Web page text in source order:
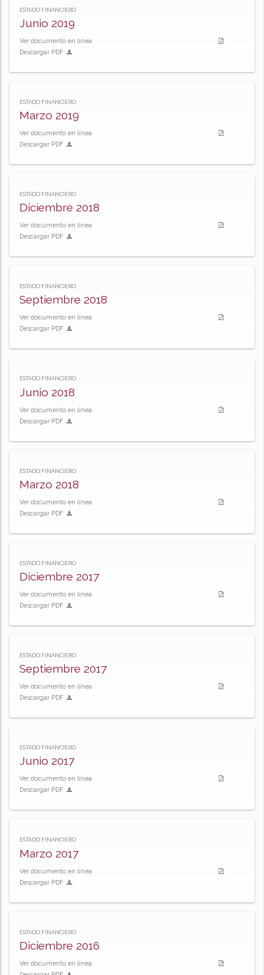
ESTADO FINANCIERO
Junio 2019
Ver documento en línea
Descargar PDF
ESTADO FINANCIERO
Marzo 2019
Ver documento en línea
Descargar PDF
ESTADO FINANCIERO
Diciembre 2018
Ver documento en línea
Descargar PDF
ESTADO FINANCIERO
Septiembre 2018
Ver documento en línea
Descargar PDF
ESTADO FINANCIERO
Junio 2018
Ver documento en línea
Descargar PDF
ESTADO FINANCIERO
Marzo 2018
Ver documento en línea
Descargar PDF
ESTADO FINANCIERO
Diciembre 2017
Ver documento en línea
Descargar PDF
ESTADO FINANCIERO
Septiembre 2017
Ver documento en línea
Descargar PDF
ESTADO FINANCIERO
Junio 2017
Ver documento en línea
Descargar PDF
ESTADO FINANCIERO
Marzo 2017
Ver documento en línea
Descargar PDF
ESTADO FINANCIERO
Diciembre 2016
Ver documento en línea